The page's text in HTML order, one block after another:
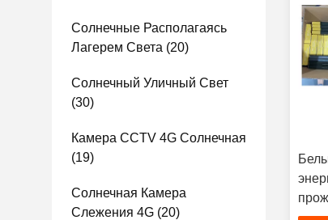
Солнечные Располагаясь
Лагерем Света (20)
Солнечный Уличный Свет
(30)
Камера CCTV 4G Солнечная
(19)
Солнечная Камера
Слежения 4G (20)